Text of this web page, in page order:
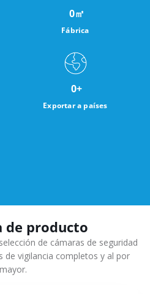
Fábrica
0㎡
Exportar a países
0+
de producto
de cámaras de seguridad
de vigilancia completos y al por
mayor.